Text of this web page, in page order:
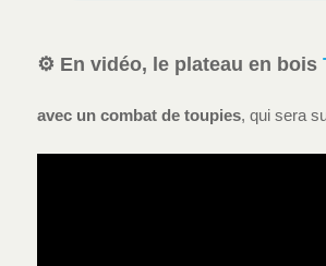
⚙️ En vidéo, le plateau en bois
avec un combat de toupies, qui sera